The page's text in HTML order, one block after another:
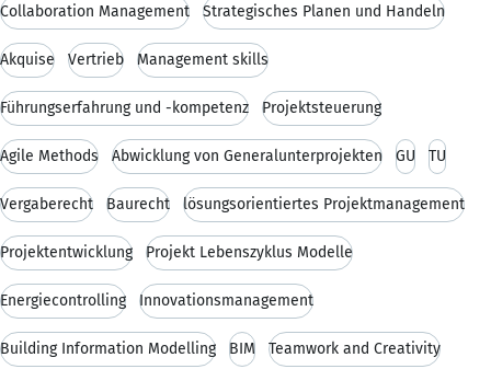
Collaboration Management Strategisches Planen und Handeln
Akquise Vertrieb Management skills
Führungserfahrung und -kompetenz Projektsteuerung
Agile Methods Abwicklung von Generalunterprojekten GU TU
Vergaberecht Baurecht lösungsorientiertes Projektmanagement
Projektentwicklung Projekt Lebenszyklus Modelle
Energiecontrolling Innovationsmanagement
Building Information Modelling BIM Teamwork and Creativity